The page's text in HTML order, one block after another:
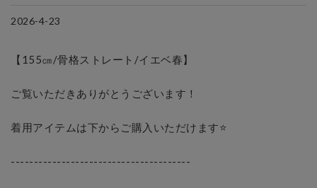
2026-4-23
【155㎝/骨格ストレート/イエベ春】
ご覧いただきありがとうございます！
着用アイテムは下からご購入いただけます⭐️
---------------------------------------